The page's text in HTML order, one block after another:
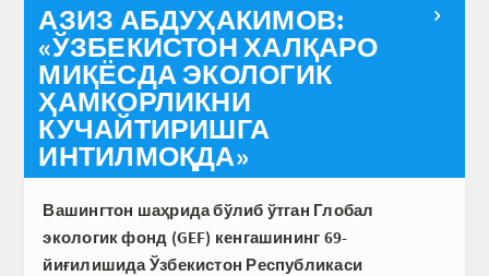

АЗИЗ АБДУҲАКИМОВ:
«ЎЗБЕКИСТОН ХАЛҚАРО
МИҚЁСДА ЭКОЛОГИК
ҲАМКОРЛИКНИ
КУЧАЙТИРИШГА
ИНТИЛМОҚДА»
Вашингтон шаҳрида бўлиб ўтган Глобал
экологик фонд (GEF) кенгашининг 69-
йиғилишида Ўзбекистон Республикаси